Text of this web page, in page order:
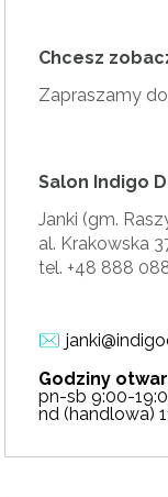
Chcesz
Zapraszamy
Salon Indigo
Janki (gm.
al. Krakowska
tel. +48 888
Godziny
pn-sb 9:00-
nd (handlowa)